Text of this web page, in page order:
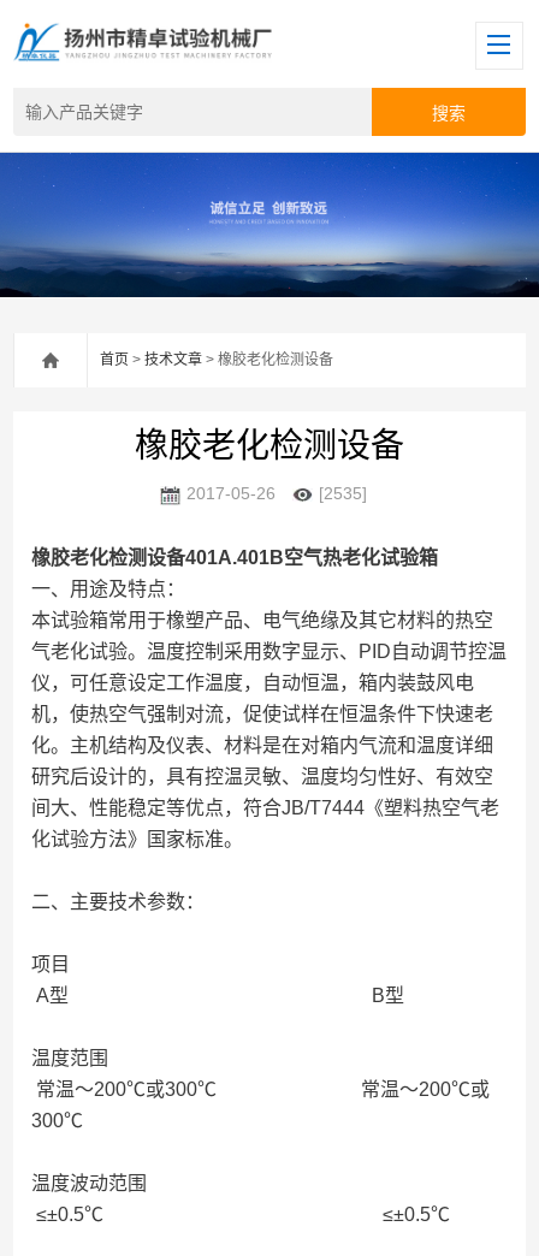
首页 >技术文章 > 橡胶老化检测设备
橡胶老化检测设备
2017-05-26 [2535]
橡胶老化检测设备401A.401B空气热老化试验箱
一、用途及特点：
本试验箱常用于橡塑产品、电气绝缘及其它材料的热空
气老化试验。温度控制采用数字显示、PID自动调节控温
仪，可任意设定工作温度，自动恒温，箱内装鼓风电
机，使热空气强制对流，促使试样在恒温条件下快速老
化。主机结构及仪表、材料是在对箱内气流和温度详细
研究后设计的，具有控温灵敏、温度均匀性好、有效空
间大、性能稳定等优点，符合JB/T7444《塑料热空气老
化试验方法》国家标准。
二、主要技术参数：
项目
A型 B型
温度范围
常温～200℃或300℃ 常温～200℃或
300℃
温度波动范围
≤±0.5℃ ≤±0.5℃